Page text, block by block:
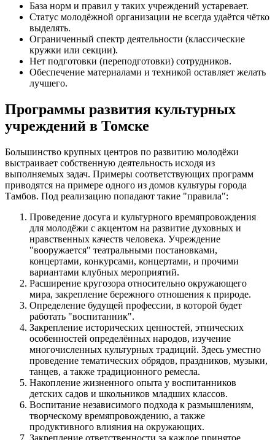
База норм и правил у таких учреждений устаревает.
Статус молодёжной организации не всегда удаётся чётко
выделять.
Ограниченный спектр деятельности (классические
кружки или секции).
Нет подготовки (переподготовки) сотрудников.
Обеспечение материалами и техникой оставляет желать
лучшего.
Программы развития культурных
учреждений в Томске
Большинство крупных центров по развитию молодёжи
выстраивает собственную деятельность исходя из
выполняемых задач. Примеры соответствующих программ
приводятся на примере одного из домов культуры города
Тамбов. Под реализацию попадают такие "правила":
Проведение досуга и культурного времяпровождения
для молодёжи с акцентом на развитие духовных и
нравственных качеств человека. Учреждение
"вооружается" театральными постановками,
концертами, конкурсами, концертами, и прочими
вариантами клубных мероприятий.
Расширение кругозора относительно окружающего
мира, закрепление бережного отношения к природе.
Определение будущей профессии, в которой будет
работать "воспитанник".
Закрепление исторических ценностей, этнических
особенностей определённых народов, изучение
многочисленных культурных традиций. Здесь уместно
проведение тематических обрядов, праздников, музыки,
танцев, а также традиционного ремесла.
Накопление жизненного опыта у воспитанников
детских садов и школьников младших классов.
Воспитание независимого подхода к размышлениям,
творческому времяпровождению, а также
продуктивного влияния на окружающих.
Закрепление ответственности за каждое принятое